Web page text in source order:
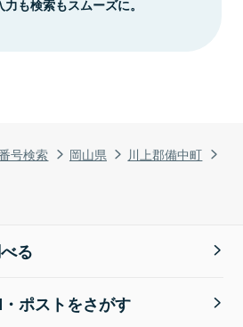
号検索 岡山県
川上郡備中町
も検索もスムーズに。
る
ポストをさがす